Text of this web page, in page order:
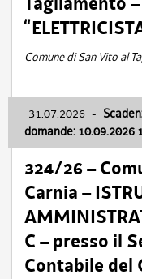
Comune di San Vito al
31.07.2026 -
domande: 10.09.2026
324/26 –
Carnia –
C – presso il
Contabile del